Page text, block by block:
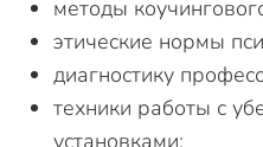
методы
этические нормы
диагностику
техники работы с
установками;